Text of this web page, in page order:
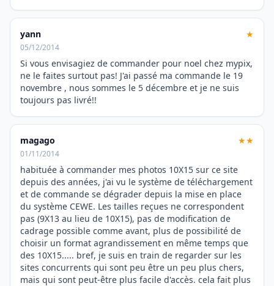
yann ★
05/12/2014
Si vous envisagiez de commander pour noel chez mypix,
ne le faites surtout pas! J'ai passé ma commande le 19
novembre , nous sommes le 5 décembre et je ne suis
toujours pas livré!!
magago ★★
01/11/2014
habituée à commander mes photos 10X15 sur ce site
depuis des années, j'ai vu le système de téléchargement
et de commande se dégrader depuis la mise en place
du système CEWE. Les tailles reçues ne correspondent
pas (9X13 au lieu de 10X15), pas de modification de
cadrage possible comme avant, plus de possibilité de
choisir un format agrandissement en même temps que
des 10X15..... bref, je suis en train de regarder sur les
sites concurrents qui sont peu être un peu plus chers,
mais qui sont peut-être plus facile d'accès. cela fait plus